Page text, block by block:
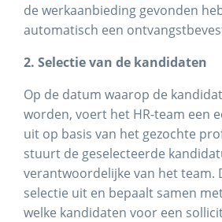
de werkaanbieding gevonden
automatisch een
2. Selectie van de kandidaten
Op de datum waarop de
worden, voert het HR-team een
uit op basis van het gezochte
stuurt de geselecteerde
verantwoordelijke van het team.
selectie uit en bepaalt samen
welke kandidaten voor een